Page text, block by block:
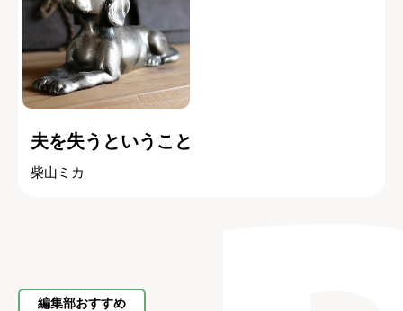
夫を失うということ
柴山ミカ
編集部おすすめ